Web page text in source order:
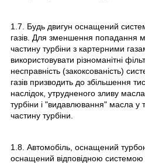
1.7. Будь двигун оснащений
газів. Для зменшення попадання
частину турбіни з картерними
використовувати різноманітні
несправність (закоксованість)
газів призводить до збільшення
наслідок, утрудненого зливу
турбіни і "видавлювання" масла у
частину турбіни.
1.8. Автомобіль, оснащений
оснащений відповідною системою